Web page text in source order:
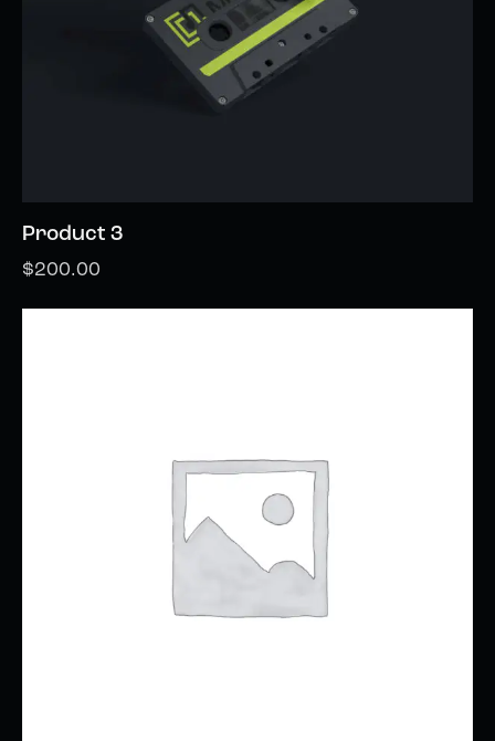
Product 3
$200.00